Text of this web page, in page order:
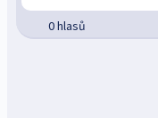
0 hlasů